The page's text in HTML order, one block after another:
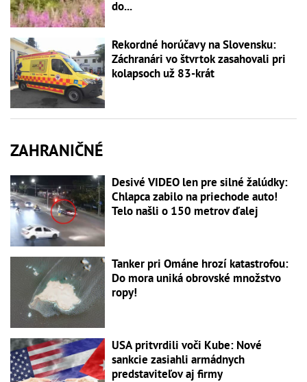
do...
Rekordné horúčavy na Slovensku:
Záchranári vo štvrtok zasahovali pri
kolapsoch už 83-krát
ZAHRANIČNÉ
Desivé VIDEO len pre silné žalúdky:
Chlapca zabilo na priechode auto!
Telo našli o 150 metrov ďalej
Tanker pri Ománe hrozí katastrofou:
Do mora uniká obrovské množstvo
ropy!
USA pritvrdili voči Kube: Nové
sankcie zasiahli armádnych
predstaviteľov aj firmy